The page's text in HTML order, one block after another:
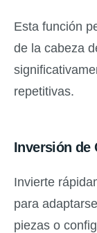
Esta función
de la cabeza
repetitivas.
Inversión de
Invierte
para
piezas o